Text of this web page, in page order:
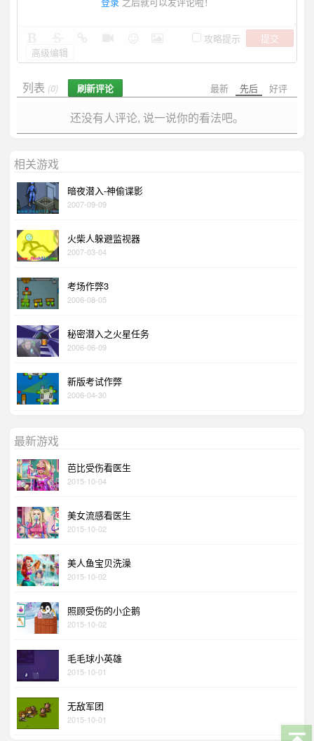
攻略提示
提交
高级编辑
最新 先后 好评
列表 (0) 刷新评论
还没有人评论, 说一说你的看法吧。
相关游戏
暗夜潜入-神偷谍影
2007-09-09
火柴人躲避监视器
2007-03-04
考场作弊3
2006-08-05
秘密潜入之火星任务
2006-06-09
新版考试作弊
2006-04-30
最新游戏
芭比受伤看医生
2015-10-04
美女流感看医生
2015-10-02
美人鱼宝贝洗澡
2015-10-02
照顾受伤的小企鹅
2015-10-02
毛毛球小英雄
2015-10-01
无敌军团
2015-10-01